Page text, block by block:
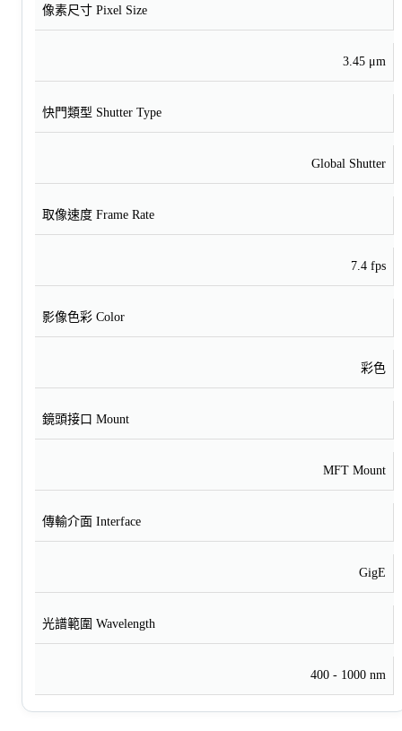
像素尺寸 Pixel Size
3.45 μm
快門類型 Shutter Type
Global Shutter
取像速度 Frame Rate
7.4 fps
影像色彩 Color
彩色
鏡頭接口 Mount
MFT Mount
傳輸介面 Interface
GigE
光譜範圍 Wavelength
400 - 1000 nm